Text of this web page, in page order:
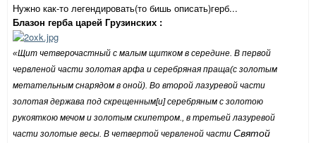
Нужно как-то легендировать(то бишь описать)герб...
Блазон герба царей Грузинских :
«Щит четверочастный с малым щитком в середине. В первой
червленой части золотая арфа и серебряная праща(с золотым
метательным снарядом в оной). Во второй лазуревой части
золотая держава под скрещенным[и] серебряным с золотою
рукояткою мечом и золотым скипетром., в третьей лазуревой
части золотые весы. В четвертой червленой части Святой